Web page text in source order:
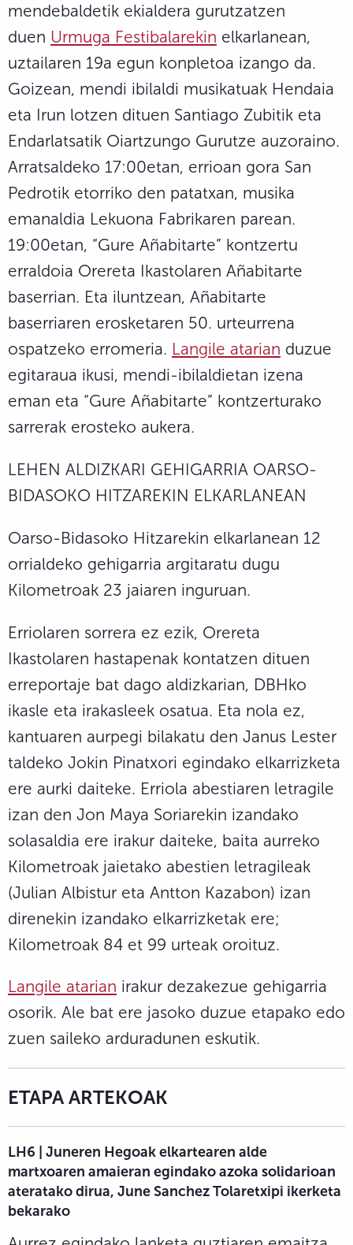
mendebaldetik ekialdera gurutzatzen
duen Urmuga Festibalarekin elkarlanean,
uztailaren 19a egun konpletoa izango da.
Goizean, mendi ibilaldi musikatuak Hendaia
eta Irun lotzen dituen Santiago Zubitik eta
Endarlatsatik Oiartzungo Gurutze auzoraino.
Arratsaldeko 17:00etan, errioan gora San
Pedrotik etorriko den patatxan, musika
emanaldia Lekuona Fabrikaren parean.
19:00etan, “Gure Añabitarte” kontzertu
erraldoia Orereta Ikastolaren Añabitarte
baserrian. Eta iluntzean, Añabitarte
baserriaren erosketaren 50. urteurrena
ospatzeko erromeria. Langile atarian duzue
egitaraua ikusi, mendi-ibilaldietan izena
eman eta “Gure Añabitarte” kontzerturako
sarrerak erosteko aukera.
LEHEN ALDIZKARI GEHIGARRIA OARSO-
BIDASOKO HITZAREKIN ELKARLANEAN
Oarso-Bidasoko Hitzarekin elkarlanean 12
orrialdeko gehigarria argitaratu dugu
Kilometroak 23 jaiaren inguruan.
Erriolaren sorrera ez ezik, Orereta
Ikastolaren hastapenak kontatzen dituen
erreportaje bat dago aldizkarian, DBHko
ikasle eta irakasleek osatua. Eta nola ez,
kantuaren aurpegi bilakatu den Janus Lester
taldeko Jokin Pinatxori egindako elkarrizketa
ere aurki daiteke. Erriola abestiaren letragile
izan den Jon Maya Soriarekin izandako
solasaldia ere irakur daiteke, baita aurreko
Kilometroak jaietako abestien letragileak
(Julian Albistur eta Antton Kazabon) izan
direnekin izandako elkarrizketak ere;
Kilometroak 84 et 99 urteak oroituz.
Langile atarian irakur dezakezue gehigarria
osorik. Ale bat ere jasoko duzue etapako edo
zuen saileko arduradunen eskutik.
ETAPA ARTEKOAK
LH6 | Juneren Hegoak elkartearen alde
martxoaren amaieran egindako azoka solidarioan
ateratako dirua, June Sanchez Tolaretxipi ikerketa
bekarako